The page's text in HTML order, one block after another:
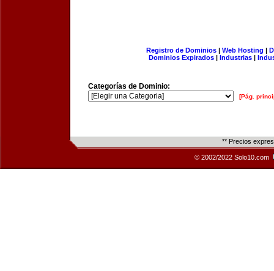
Registro de Dominios| Web Hosting |
Dominios Expirados | Industrias |
Categorías de Dominio:
[Pág.
** Precios
© 2002/2022 Solo10.com